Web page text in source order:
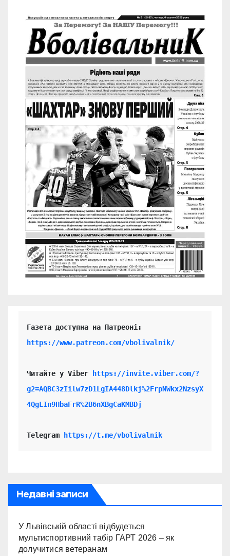
https://www.patreon.com/vbolivalnik/
Читайте у Viber
https://invite.viber.com/?
g2=AQBC3zIilw7zD1LgIA448Dlkj%2FrpNWkx2NzsyX
4QgLIn9HbaFrR%2B6nXBgCaKMBDj
Telegram https://t.me/vbolivalnik
Недавні записи
У Львівській області відбудеться
мультиспортивний табір ГАРТ 2026 – як
долучитися ветеранам